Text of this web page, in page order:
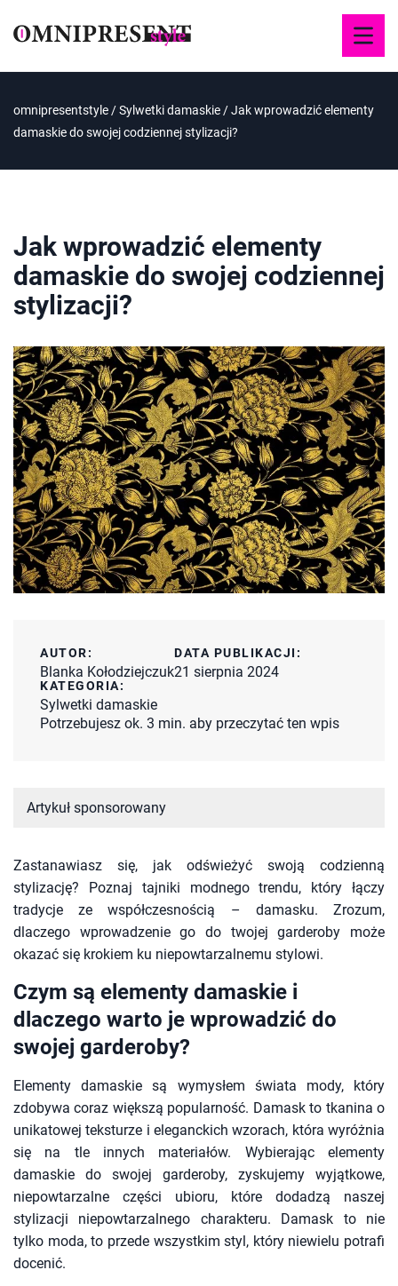
omnipresentstyle /Sylwetki damaskie /Jak wprowadzić elementy
damaskie do swojej codziennej stylizacji?
Jak wprowadzić elementy
damaskie do swojej codziennej
stylizacji?
AUTOR:
Blanka Kołodziejczuk
DATA PUBLIKACJI:
21 sierpnia 2024
KATEGORIA:
Sylwetki damaskie
Potrzebujesz ok. 3 min. aby przeczytać ten wpis
Artykuł sponsorowany
Zastanawiasz się, jak odświeżyć swoją codzienną
stylizację? Poznaj tajniki modnego trendu, który łączy
tradycje ze współczesnością – damasku. Zrozum,
dlaczego wprowadzenie go do twojej garderoby może
okazać się krokiem ku niepowtarzalnemu stylowi.
Czym są elementy damaskie i
dlaczego warto je wprowadzić do
swojej garderoby?
Elementy damaskie są wymysłem świata mody, który
zdobywa coraz większą popularność. Damask to tkanina o
unikatowej teksturze i eleganckich wzorach, która wyróżnia
się na tle innych materiałów. Wybierając elementy
damaskie do swojej garderoby, zyskujemy wyjątkowe,
niepowtarzalne części ubioru, które dodadzą naszej
stylizacji niepowtarzalnego charakteru. Damask to nie
tylko moda, to przede wszystkim styl, który niewielu potrafi
docenić.